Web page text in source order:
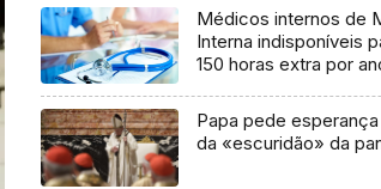
Médicos internos de
Interna indisponíveis
150 horas extra por
Papa pede
da «escuridão» da